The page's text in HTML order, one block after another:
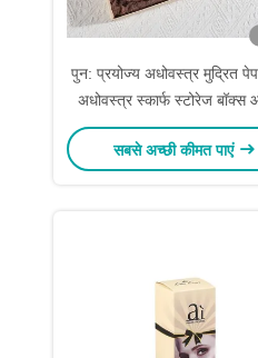
पुन: प्रयोज्य अधोवस्त्र मुद्रित
अधोवस्त्र स्कार्फ स्टोरेज बॉक्स
सबसे अच्छी कीमत पाएं